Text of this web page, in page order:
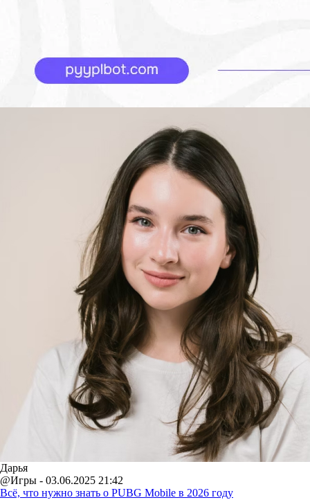
Дарья
@Игры - 03.06.2025 21:42
Всё, что нужно знать о PUBG Mobile в 2026 году